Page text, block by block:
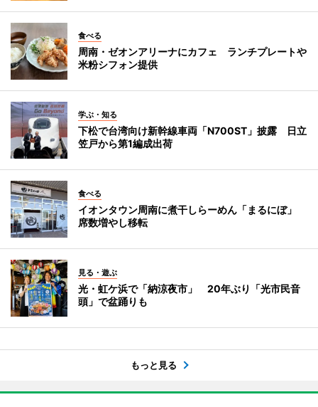
食べる
周南・ゼオンアリーナにカフェ ランチプレートや
米粉シフォン提供
学ぶ・知る
下松で台湾向け新幹線車両「N700ST」披露 日立
笠戸から第1編成出荷
食べる
イオンタウン周南に煮干しらーめん「まるにぼ」
席数増やし移転
見る・遊ぶ
光・虹ケ浜で「納涼夜市」 20年ぶり「光市民音
頭」で盆踊りも
もっと見る